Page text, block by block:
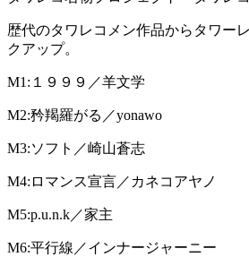
歴代のタワレコメン作品からタワー
クアップ。
M1:１９９９／羊文学
M2:矜羯羅がる／yonawo
M3:ソフト／崎山蒼志
M4:ロマンス宣言／カネコアヤノ
M5:p.u.n.k／家主
M6:平行線／インナージャーニー